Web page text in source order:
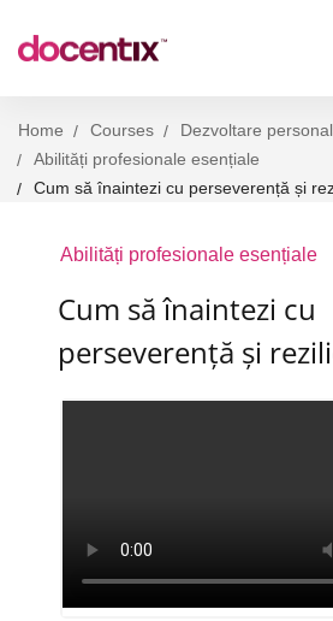
Home Courses
Dezvoltare
Abilități profesionale esențiale
Cum să înaintezi cu perseverență și
Abilități profesionale esențiale
Cum să înaintezi cu
perseverență și